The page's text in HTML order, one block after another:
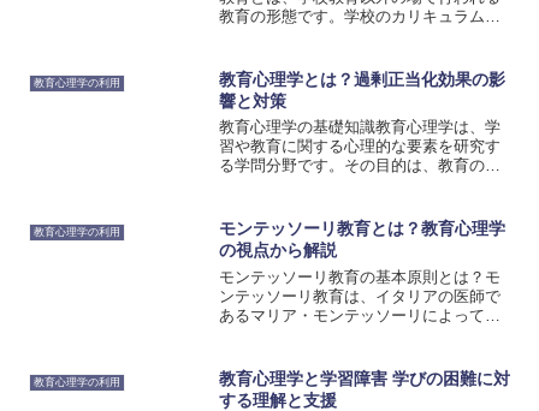
教育の形態です。学校のカリキュラムに
を身につけることができます。ノンフォ
ーマル教育は、教育心理学...
教育心理学の利用
教育心理学とは？過剰正当化効果の影
響と対策
教育心理学の基礎知識教育心理学は、学
習や教育に関する心理的な要素を研究す
る学問分野です。その目的は、教育の効
法を提案することです。教育心理学は、
学習者の認知的なプロセス...
教育心理学の利用
モンテッソーリ教育とは？教育心理学
の視点から解説
モンテッソーリ教育の基本原則とは？モ
ンテッソーリ教育は、イタリアの医師で
あるマリア・モンテッソーリによって開
長を重視することを基本原則としていま
す。モンテッソーリ教育の基...
教育心理学の利用
教育心理学と学習障害 学びの困難に対
する理解と支援